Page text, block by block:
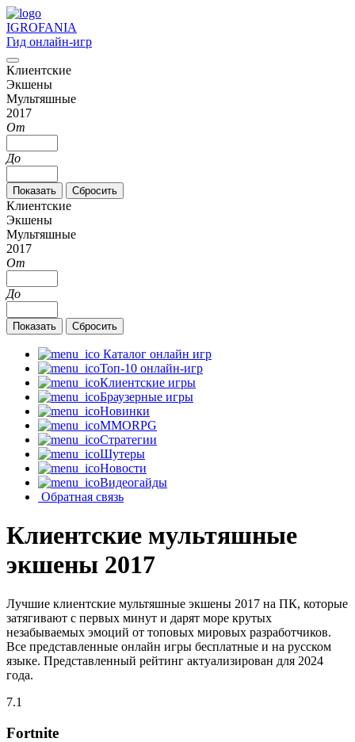
IGROFANIA
Гид онлайн-игр
Клиентские
Экшены
Мультяшные
2017
От
До
Клиентские
Экшены
Мультяшные
2017
От
До
Каталог онлайн игр
Топ-10 онлайн-игр
Клиентские игры
Браузерные игры
Новинки
MMORPG
Стратегии
Шутеры
Новости
Видеогайды
Обратная связь
Клиентские мультяшные
экшены 2017
Лучшие клиентские мультяшные экшены 2017 на ПК, которые
затягивают с первых минут и дарят море крутых
незабываемых эмоций от топовых мировых разработчиков.
Все представленные онлайн игры бесплатные и на русском
языке. Представленный рейтинг актуализирован для 2024
года.
7.1
Fortnite